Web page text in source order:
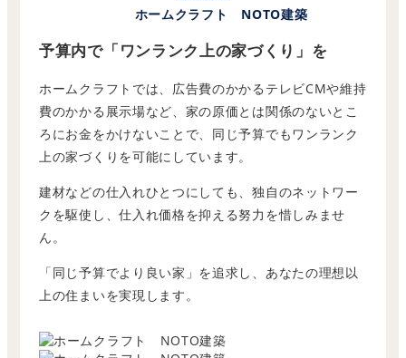
ホームクラフト NOTO建築
予算内で「ワンランク上の家づくり」を
ホームクラフトでは、広告費のかかるテレビCMや維持
費のかかる展示場など、家の原価とは関係のないとこ
ろにお金をかけないことで、同じ予算でもワンランク
上の家づくりを可能にしています。
建材などの仕入れひとつにしても、独自のネットワー
クを駆使し、仕入れ価格を抑える努力を惜しみませ
ん。
「同じ予算でより良い家」を追求し、あなたの理想以
上の住まいを実現します。